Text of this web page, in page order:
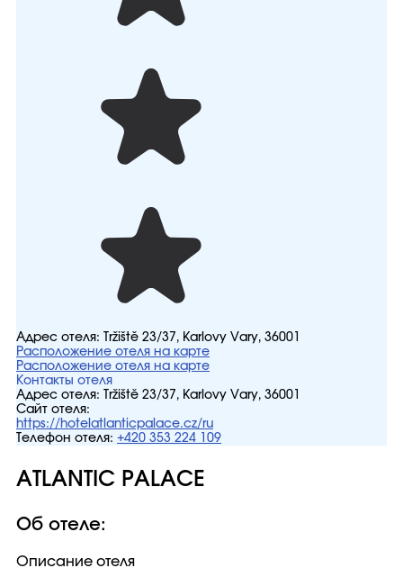
Адрес отеля:
Tržiště 23/37, Karlovy Vary, 36001
Расположение отеля на карте
Расположение отеля на карте
Контакты отеля
Адрес отеля:
Tržiště 23/37, Karlovy Vary, 36001
Сайт отеля:
https://hotelatlanticpalace.cz/ru
Телефон отеля: +420 353 224 109
ATLANTIC PALACE
Об отеле:
Описание отеля